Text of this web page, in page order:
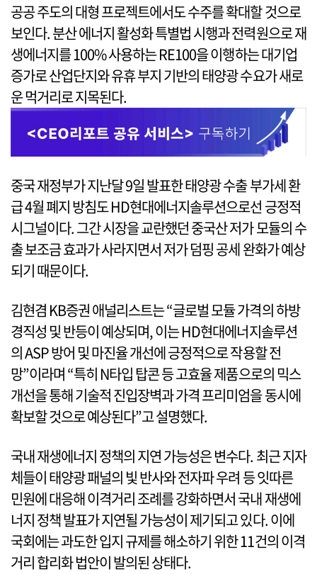
공공 주도의 대형 프로젝트에서도 수주를 확대할 것으로
보인다. 분산 에너지 활성화 특별법 시행과 전력원으로 재
생에너지를 100% 사용하는 RE100을 이행하는 대기업
증가로 산업단지와 유휴 부지 기반의 태양광 수요가 새로
운 먹거리로 지목된다.
중국 재정부가 지난달 9일 발표한 태양광 수출 부가세 환
급 4월 폐지 방침도 HD현대에너지솔루션으로선 긍정적
시그널이다. 그간 시장을 교란했던 중국산 저가 모듈의 수
출 보조금 효과가 사라지면서 저가 덤핑 공세 완화가 예상
되기 때문이다.
김현겸 KB증권 애널리스트는 “글로벌 모듈 가격의 하방
경직성 및 반등이 예상되며, 이는 HD현대에너지솔루션
의 ASP 방어 및 마진율 개선에 긍정적으로 작용할 전
망”이라며 “특히 N타입 탑콘 등 고효율 제품으로의 믹스
개선을 통해 기술적 진입장벽과 가격 프리미엄을 동시에
확보할 것으로 예상된다”고 설명했다.
국내 재생에너지 정책의 지연 가능성은 변수다. 최근 지자
체들이 태양광 패널의 빛 반사와 전자파 우려 등 잇따른
민원에 대응해 이격거리 조례를 강화하면서 국내 재생에
너지 정책 발표가 지연될 가능성이 제기되고 있다. 이에
국회에는 과도한 입지 규제를 해소하기 위한 11건의 이격
거리 합리화 법안이 발의된 상태다.